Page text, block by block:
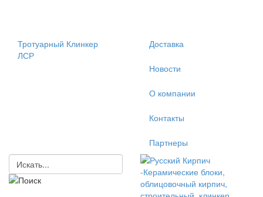
Тротуарный Клинкер
ЛСР
Доставка
Новости
О компании
Контакты
Партнеры